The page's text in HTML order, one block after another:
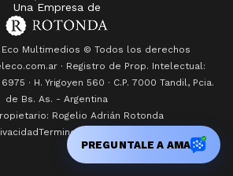
Una Empresa de
Multimedios © Todos los derechos
· Registro de Prop. Intelectual:
6975 · H. Yrigoyen 560 · C.P. 7000 Tandil, Pcia.
de Bs. As. - Argentina
Rogelio Adrián Rotonda
Terminos y condiciones
PREGUNTALE A AMA